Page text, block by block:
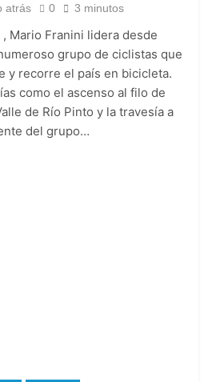
atrás 0 3 minutos
Mario Franini lidera desde
grupo de ciclistas que
y recorre el país en bicicleta.
como el ascenso al filo de
de Río Pinto y la travesía a
del grupo…